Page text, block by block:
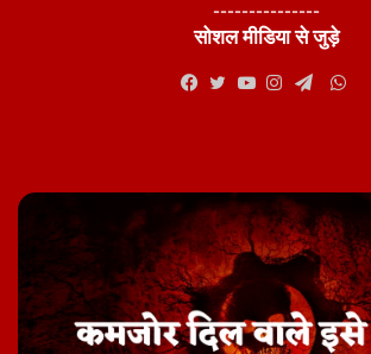
---------------
सोशल मीडिया से जुड़े